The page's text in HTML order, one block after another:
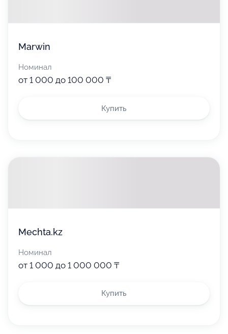
Marwin
Номинал
от 1 000 до 100 000 ₸
Купить
Mechta.kz
Номинал
от 1 000 до 1 000 000 ₸
Купить